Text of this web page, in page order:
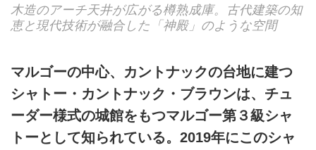
木造のアーチ天井が広がる樽熟成庫。古代建築の知
恵と現代技術が融合した「神殿」のような空間
マルゴーの中心、カントナックの台地に建つ
シャトー・カントナック・ブラウンは、チュ
ーダー様式の城館をもつマルゴー第３級シャ
トーとして知られている。2019年にこのシャ